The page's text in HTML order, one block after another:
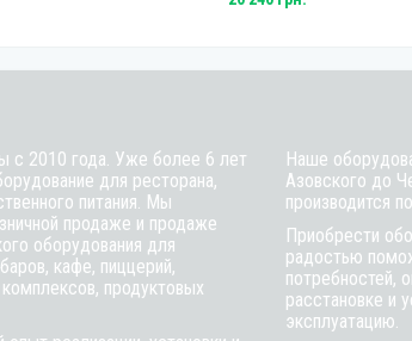
с 2010 года. Уже более 6 лет
для ресторана,
питания. Мы
продаже и продаже
оборудования для
кафе, пиццерий,
продуктовых
Наше
Азовского до
производится
Приобрести
радостью
потребностей,
расстановке и
эксплуатацию.